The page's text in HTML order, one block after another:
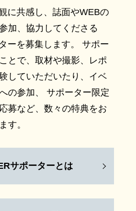
に共感し、誌面やWEBの
加、協力してくださる
ーを募集します。 サポー
とで、取材や撮影、レポ
していただいたり、イベ
の参加、 サポーター限定
募など、数々の特典をお
す。
サポーターとは